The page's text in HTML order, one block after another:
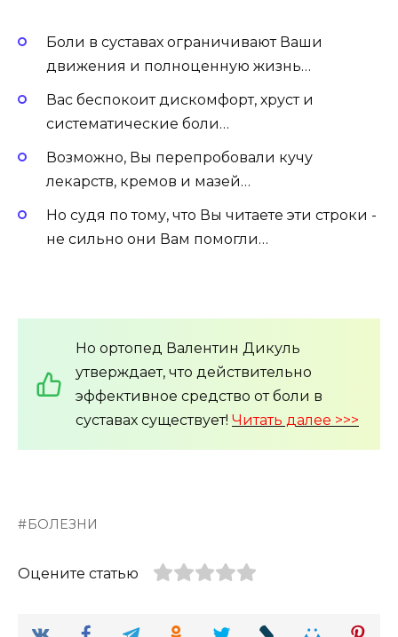
Боли в суставах ограничивают Ваши
движения и полноценную жизнь…
Вас беспокоит дискомфорт, хруст и
систематические боли…
Возможно, Вы перепробовали кучу
лекарств, кремов и мазей…
Но судя по тому, что Вы читаете эти строки -
не сильно они Вам помогли…
Но ортопед Валентин Дикуль
утверждает, что действительно
эффективное средство от боли в
суставах существует! Читать далее >>>
БОЛЕЗНИ
Оцените статью